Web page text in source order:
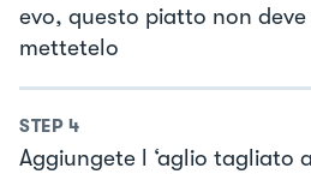
evo, questo piatto non
mettetelo
STEP 4
Aggiungete l ‘aglio tagliato